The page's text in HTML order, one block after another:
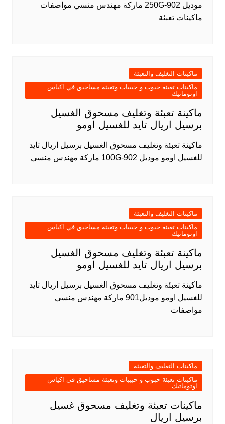
موديل 902-250G ماركة مهندس منسي مواصفات
ماكينات تعبئة
ماكينات التغليف والتعبئة
ماكينات تعبئة حبوب و حبيبات وتعبئة مساحيق في اكياس
اوتوماتيك
ماكينة تعبئة وتغليف مسحوق الغسيل
برسيل اريال تايد للغسيل اومو
ماكينة تعبئة وتغليف مسحوق الغسيل برسيل اريال تايد
للغسيل اومو موديل 902-100G ماركة مهندس منسي
ماكينات التغليف والتعبئة
ماكينات تعبئة حبوب و حبيبات وتعبئة مساحيق في اكياس
اوتوماتيك
ماكينة تعبئة وتغليف مسحوق الغسيل
برسيل اريال تايد للغسيل اومو
ماكينة تعبئة وتغليف مسحوق الغسيل برسيل اريال تايد
للغسيل اومو موديل901 ماركة مهندس منسي
مواصفات
ماكينات التغليف والتعبئة
ماكينات تعبئة حبوب و حبيبات وتعبئة مساحيق في اكياس
اوتوماتيك
ماكينات تعبئة وتغليف مسحوق غسيل
برسيل اريال